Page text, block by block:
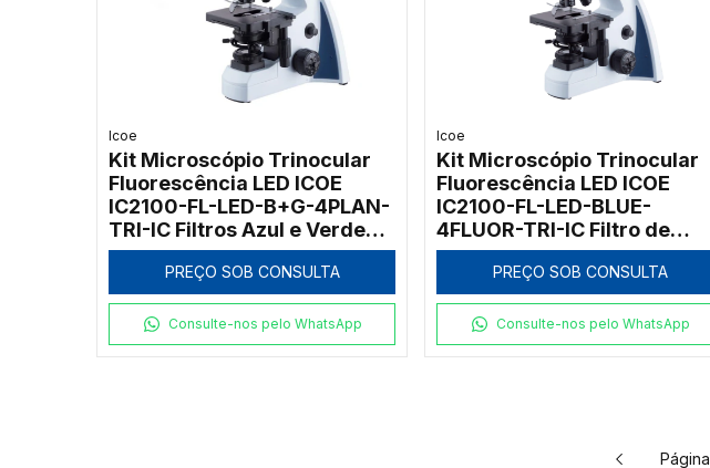
Icoe
Kit Microscópio Trinocular
Fluorescência LED ICOE
IC2100-FL-LED-B+G-4PLAN-
TRI-IC Filtros Azul e Verde
1000x
PREÇO SOB CONSULTA
Consulte-nos pelo WhatsApp
Icoe
Kit Microscópio Trinocular
Fluorescência LED ICOE
IC2100-FL-LED-BLUE-
4FLUOR-TRI-IC Filtro de
Excitação Azul 1000x
PREÇO SOB CONSULTA
Consulte-nos pelo WhatsApp
Página